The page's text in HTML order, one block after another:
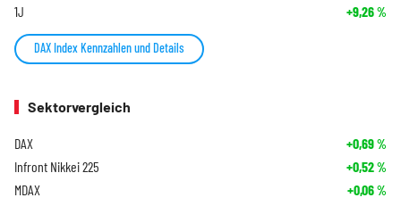
1J +9,26%
DAX Index Kennzahlen und Details
Sektorvergleich
DAX +0,69%
Infront Nikkei 225 +0,52%
MDAX +0,06%